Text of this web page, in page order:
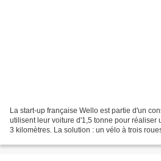
La start-up française Wello est partie d'un
utilisent leur voiture d'1,5 tonne pour réaliser
3 kilomètres. La solution : un vélo à trois